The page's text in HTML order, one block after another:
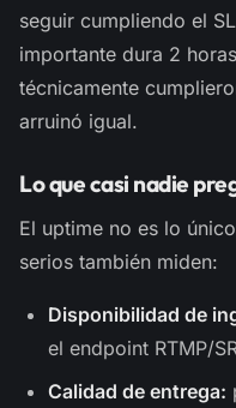
seguir cumpliendo el
importante dura 2
técnicamente
arruinó igual.
Lo que casi nadie
El uptime no es lo
serios también miden:
Disponibilidad de
el endpoint RTMP/
Calidad de entrega: